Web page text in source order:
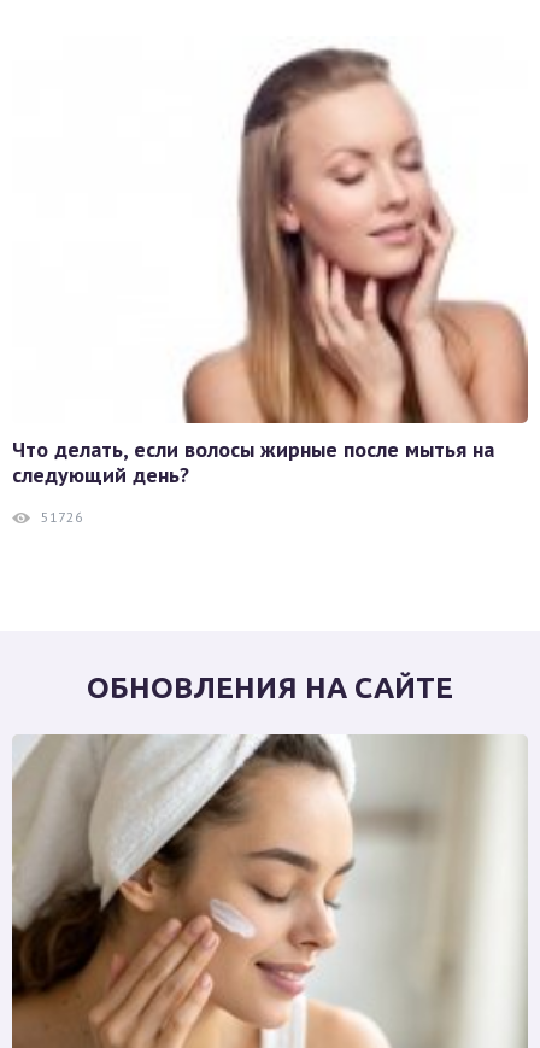
Что делать, если волосы жирные после мытья на
следующий день?
51726
ОБНОВЛЕНИЯ НА САЙТЕ